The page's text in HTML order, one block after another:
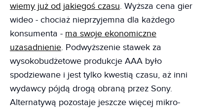
wiemy już od jakiegoś czasu. Wyższa cena gier
wideo - chociaż nieprzyjemna dla każdego
konsumenta - ma swoje ekonomiczne
uzasadnienie. Podwyższenie stawek za
wysokobudżetowe produkcje AAA było
spodziewane i jest tylko kwestią czasu, aż inni
wydawcy pójdą drogą obraną przez Sony.
Alternatywą pozostaje jeszcze więcej mikro-